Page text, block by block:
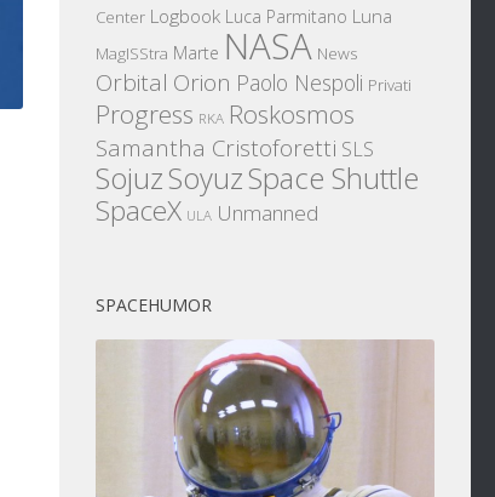
Center Logbook Luca Parmitano Luna
MagISStra Marte NASA News
Orbital Orion Paolo Nespoli Privati
Progress RKA Roskosmos
Samantha Cristoforetti SLS
SojuzSoyuzSpace Shuttle
SpaceX ULA Unmanned
SPACEHUMOR